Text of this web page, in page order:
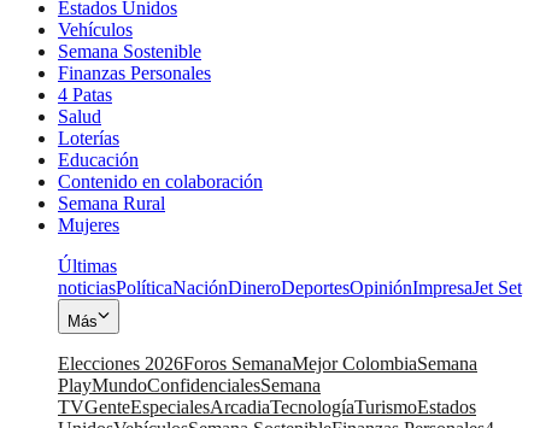
Estados Unidos
Vehículos
Semana Sostenible
Finanzas Personales
4 Patas
Salud
Loterías
Educación
Contenido en colaboración
Semana Rural
Mujeres
Últimas
noticiasPolíticaNaciónDineroDeportesOpiniónImpresaJet Set
Más
Elecciones 2026Foros SemanaMejor ColombiaSemana
PlayMundoConfidencialesSemana
TVGenteEspecialesArcadiaTecnologíaTurismoEstados